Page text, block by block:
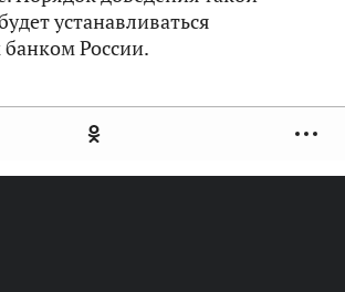
устанавливаться
России.